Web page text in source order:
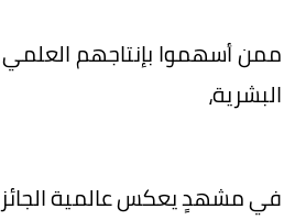
ممن أسهموا بإنتاجهم
البشرية،
في مشهدٍ يعكس عالمية